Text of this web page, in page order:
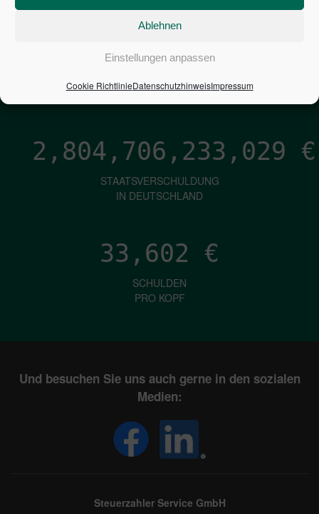
Ablehnen
Einstellungen anpassen
Cookie RichtlinieDatenschutzhinweisImpressum
1,601€
PRO SEKUNDE
2,804,706,233,875 €
STAATSVERSCHULDUNG
IN DEUTSCHLAND
33,602 €
SCHULDEN
PRO KOPF
Und besuchen Sie uns auch gerne in den sozialen
Medien:
Steuerzahler Service GmbH